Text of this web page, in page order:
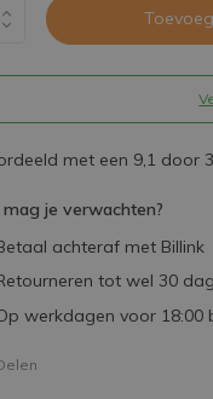
met een 9,1 door
je verwachten?
achteraf met Billink
tot wel 30
werkdagen voor 18:00